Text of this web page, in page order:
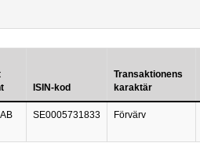
ISIN-kod
Transaktionens
karaktär
SE0005731833 Förvärv